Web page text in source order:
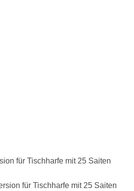
für Tischharfe mit 25 Saiten
für Tischharfe mit 25 Saiten